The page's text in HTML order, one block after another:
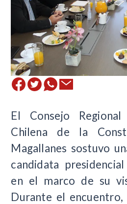
El Consejo
Chilena de la
Magallanes sostuvo
candidata
en el marco de su
Durante el encuentro,